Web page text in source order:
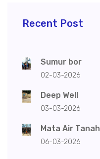
Recent Post
Sumur bor
02-03-2026
Deep Well
03-03-2026
Mata Air Tanah
06-03-2026